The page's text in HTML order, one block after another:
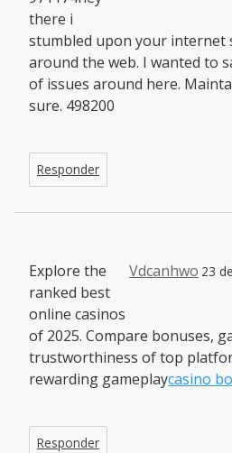
there i
stumbled upon your internet
around the web. I wanted to
of issues around here.
sure. 498200
Responder
Vdcanhwo 23
Explore the
ranked best
online casinos
of 2025. Compare bonuses,
trustworthiness of top
rewarding gameplaycasino
Responder